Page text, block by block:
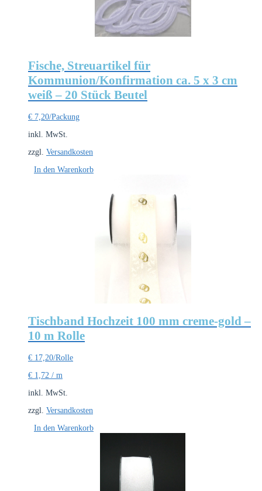
Fische, Streuartikel für
Kommunion/Konfirmation ca. 5 x 3 cm
weiß – 20 Stück Beutel
€ 7,20/Packung
inkl. MwSt.
zzgl. Versandkosten
In den Warenkorb
Tischband Hochzeit 100 mm creme-gold –
10 m Rolle
€ 17,20/Rolle
€ 1,72 / m
inkl. MwSt.
zzgl. Versandkosten
In den Warenkorb